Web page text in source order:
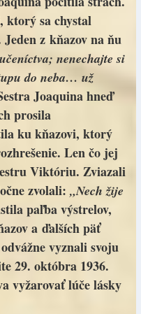
ktorý sa chystal
z kňazov na ňu
nenechajte si
do neba… už
Joaquina hneď
prosila
ku kňazovi, ktorý
Len čo jej
Viktóriu. Zviazali
zvolali: „Nech žije
paľba výstrelov,
a ďalších päť
vyznali svoju
29. októbra 1936.
vyžarovať lúče lásky